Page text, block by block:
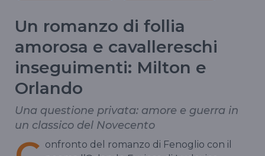
Un romanzo di follia
amorosa e cavallereschi
inseguimenti: Milton e
Orlando
Una questione privata: amore e guerra in
un classico del Novecento
onfronto del romanzo di Fenoglio con il